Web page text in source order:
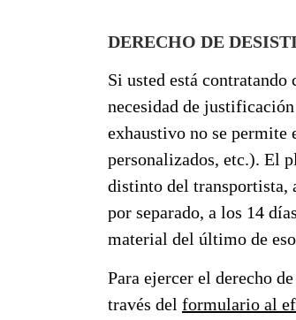
DERECHO DE
Si usted está
necesidad de
exhaustivo no se permite
personalizados, etc.). El
distinto del transportista,
por separado, a los 14
material del último de
Para ejercer el derecho
través del formulario al